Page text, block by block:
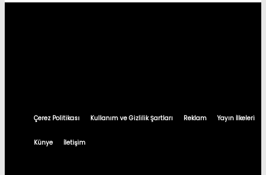
Çerez Politikası Kullanım ve Gizlilik Şartları Reklam Yayın İlkeleri
Künye İletişim